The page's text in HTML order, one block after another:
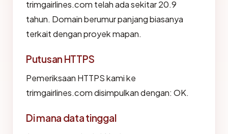
trimgairlines.com telah ada sekitar 20.9
tahun. Domain berumur panjang biasanya
terkait dengan proyek mapan.
Putusan HTTPS
Pemeriksaan HTTPS kami ke
trimgairlines.com disimpulkan dengan: OK.
Di mana data tinggal